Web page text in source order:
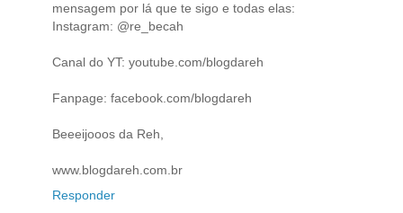
mensagem por lá que te sigo e todas elas:
Instagram: @re_becah
Canal do YT: youtube.com/blogdareh
Fanpage: facebook.com/blogdareh
Beeeijooos da Reh,
www.blogdareh.com.br
Responder